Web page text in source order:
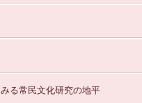
る常民文化研究の地平